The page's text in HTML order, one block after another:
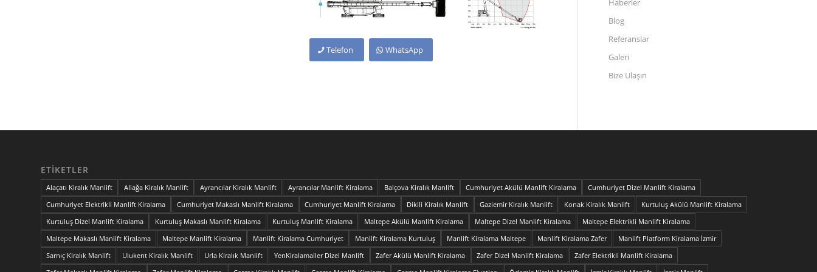
Telefon WhatsApp
Haberler
Blog
Referanslar
Galeri
Bize Ulaşın
ETIKETLER
Alaçatı Kiralık Manlift Aliağa Kiralık Manlift Ayrancılar Kiralık Manlift Ayrancılar Manlift Kiralama Balçova Kiralık Manlift Cumhuriyet Akülü Manlift Kiralama
Cumhuriyet Dizel Manlift Kiralama
Cumhuriyet Elektrikli Manlift Kiralama
Cumhuriyet Makaslı Manlift Kiralama Cumhuriyet Manlift Kiralama Dikili Kiralık Manlift Gaziemir Kiralık Manlift Konak Kiralık Manlift
Kurtuluş Akülü Manlift Kiralama
Kurtuluş Dizel Manlift Kiralama
Kurtuluş Makaslı Manlift Kiralama Kurtuluş Manlift Kiralama Maltepe Akülü Manlift Kiralama Maltepe Dizel Manlift Kiralama
Maltepe Elektrikli Manlift Kiralama
Maltepe Makaslı Manlift Kiralama
Maltepe Manlift Kiralama Manlift Kiralama Cumhuriyet Manlift Kiralama Kurtuluş Manlift Kiralama Maltepe Manlift Kiralama Zafer
Manlift Platform Kiralama İzmir
Sarnıç Kiralık Manlift
Ulukent Kiralık Manlift Urla Kiralık Manlift YenKiralamailer Dizel Manlift Zafer Akülü Manlift Kiralama Zafer Dizel Manlift Kiralama
Zafer Elektrikli Manlift Kiralama